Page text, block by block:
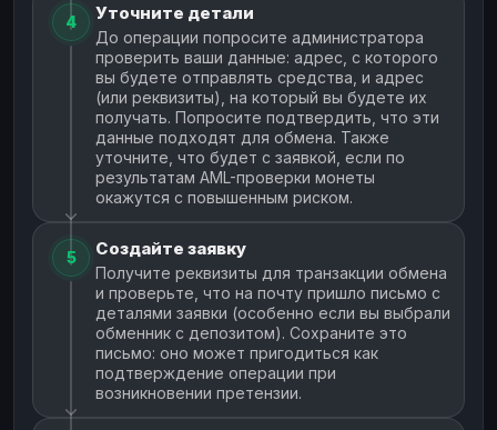
4 Уточните детали
До операции попросите администратора
проверить ваши данные: адрес, с которого
вы будете отправлять средства, и адрес
(или реквизиты), на который вы будете их
получать. Попросите подтвердить, что эти
данные подходят для обмена. Также
уточните, что будет с заявкой, если по
результатам AML-проверки монеты
окажутся с повышенным риском.
5 Создайте заявку
Получите реквизиты для транзакции обмена
и проверьте, что на почту пришло письмо с
деталями заявки (особенно если вы выбрали
обменник с депозитом). Сохраните это
письмо: оно может пригодиться как
подтверждение операции при
возникновении претензии.